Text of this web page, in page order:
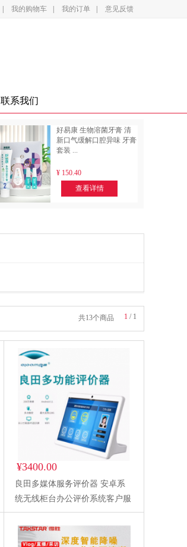
我的购物车 我的订单 意见反馈
联系我们
好易康 生物溶菌牙膏 清
新口气缓解口腔异味 牙膏
套装 ...
¥ 150.40
查看详情
共13个商品 1 / 1
¥3400.00
良田多媒体服务评价器 安卓系
统无线柜台办公评价系统客户服
务满意度打分器10.1营业大厅政
务窗口GW201R